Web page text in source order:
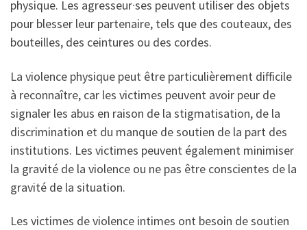
physique. Les agresseur·ses peuvent utiliser des objets
pour blesser leur partenaire, tels que des couteaux, des
bouteilles, des ceintures ou des cordes.
La violence physique peut être particulièrement difficile
à reconnaître, car les victimes peuvent avoir peur de
signaler les abus en raison de la stigmatisation, de la
discrimination et du manque de soutien de la part des
institutions. Les victimes peuvent également minimiser
la gravité de la violence ou ne pas être conscientes de la
gravité de la situation.
Les victimes de violence intimes ont besoin de soutien